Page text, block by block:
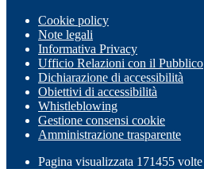
Cookie policy
Note legali
Informativa Privacy
Ufficio Relazioni con il Pubblico
Dichiarazione di accessibilità
Obiettivi di accessibilità
Whistleblowing
Gestione consensi cookie
Amministrazione trasparente
Pagina visualizzata 171455 volte